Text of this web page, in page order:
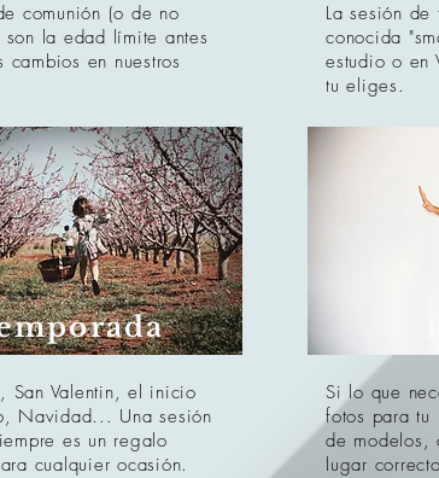
comunión (o de no
son la edad límite antes
cambios en nuestros
San Valentin, el inicio
Navidad... Una sesión
es un regalo
cualquier ocasión.
La sesión
conocida
estudio o en
tu eliges.
Si lo que
fotos para
de modelos,
lugar